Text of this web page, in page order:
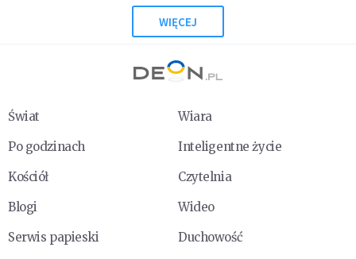
WIĘCEJ
Świat
Wiara
Po godzinach
Inteligentne życie
Kościół
Czytelnia
Blogi
Wideo
Serwis papieski
Duchowość